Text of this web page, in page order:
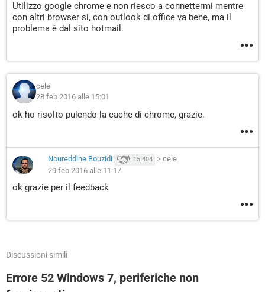
Utilizzo google chrome e non riesco a connettermi mentre
con altri browser si, con outlook di office va bene, ma il
problema è dal sito hotmail.
cele
28 feb 2016 alle 15:01
ok ho risolto pulendo la cache di chrome, grazie.
Noureddine Bouzidi 15.404 > cele
29 feb 2016 alle 11:17
ok grazie per il feedback
Discussioni simili
Errore 52 Windows 7, periferiche non